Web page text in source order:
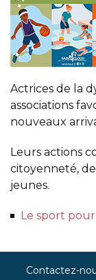
Actrices de la
associations
nouveaux
Leurs actions
citoyenneté,
jeunes.
Le sport
Contactez-